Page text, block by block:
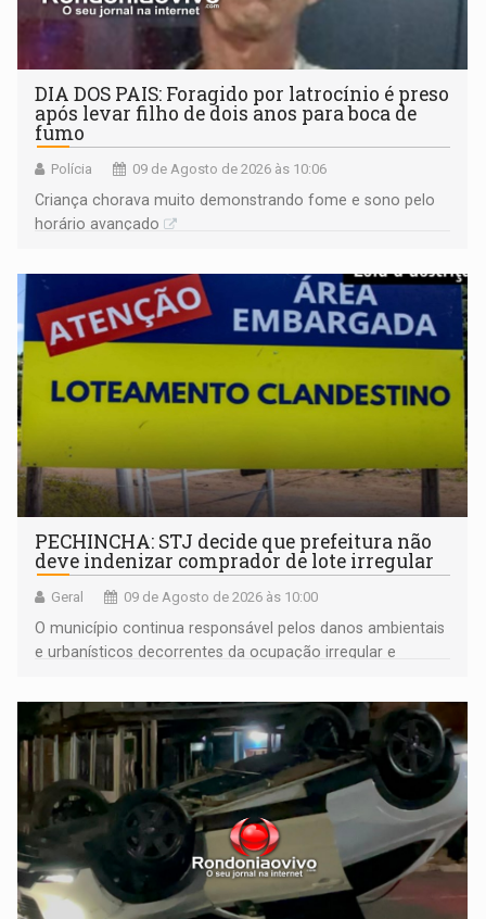
DIA DOS PAIS: Foragido por latrocínio é preso
após levar filho de dois anos para boca de
fumo
Polícia 09 de Agosto de 2026 às 10:06
Criança chorava muito demonstrando fome e sono pelo
horário avançado
PECHINCHA: STJ decide que prefeitura não
deve indenizar comprador de lote irregular
Geral 09 de Agosto de 2026 às 10:00
O município continua responsável pelos danos ambientais
e urbanísticos decorrentes da ocupação irregular e